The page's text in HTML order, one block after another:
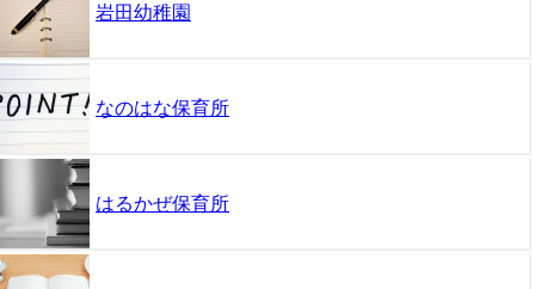
岩田幼稚園
なのはな保育所
はるかぜ保育所